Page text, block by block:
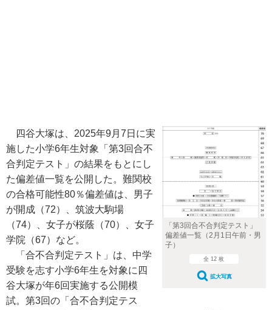
「第3回合不合判定テスト」
偏差値一覧（2月1日午前・男
子）
全 12 枚
拡大写真
四谷大塚は、2025年9月7日に実
施した小学6年生対象「第3回合不
合判定テスト」の結果をもとにし
た偏差値一覧を公開した。難関校
の合格可能性80％偏差値は、男子
が開成（72）、筑波大駒場
（74）、女子が桜蔭（70）、女子
学院（67）など。
「合不合判定テスト」は、中学
受験を志す小学6年生を対象に四
谷大塚が年6回実施する公開模
試。第3回の「合不合判定テス